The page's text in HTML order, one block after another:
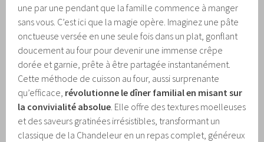
une par une pendant que la famille commence à manger
sans vous. C’est ici que la magie opère. Imaginez une pâte
onctueuse versée en une seule fois dans un plat, gonflant
doucement au four pour devenir une immense crêpe
dorée et garnie, prête à être partagée instantanément.
Cette méthode de cuisson au four, aussi surprenante
qu’efficace, révolutionne le dîner familial en misant sur
la convivialité absolue . Elle offre des textures moelleuses
et des saveurs gratinées irrésistibles, transformant un
classique de la Chandeleur en un repas complet, généreux